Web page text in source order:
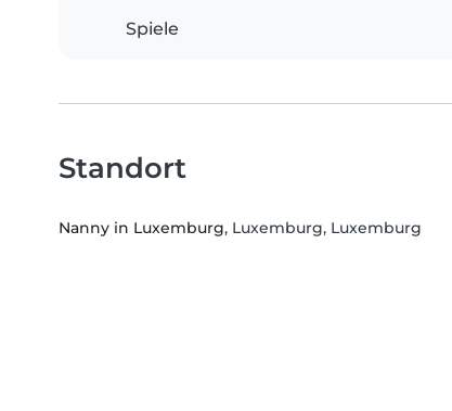
Spiele
Standort
Nanny in Luxemburg, Luxemburg, Luxemburg